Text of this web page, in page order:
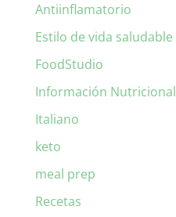
Antiinflamatorio
Estilo de vida saludable
FoodStudio
Información Nutricional
Italiano
keto
meal prep
Recetas